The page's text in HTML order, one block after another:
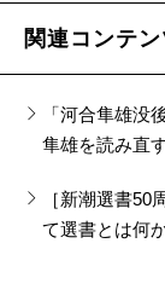
関連コンテン
「河合隼雄
隼雄を読み直
［新潮選書
て選書とは何